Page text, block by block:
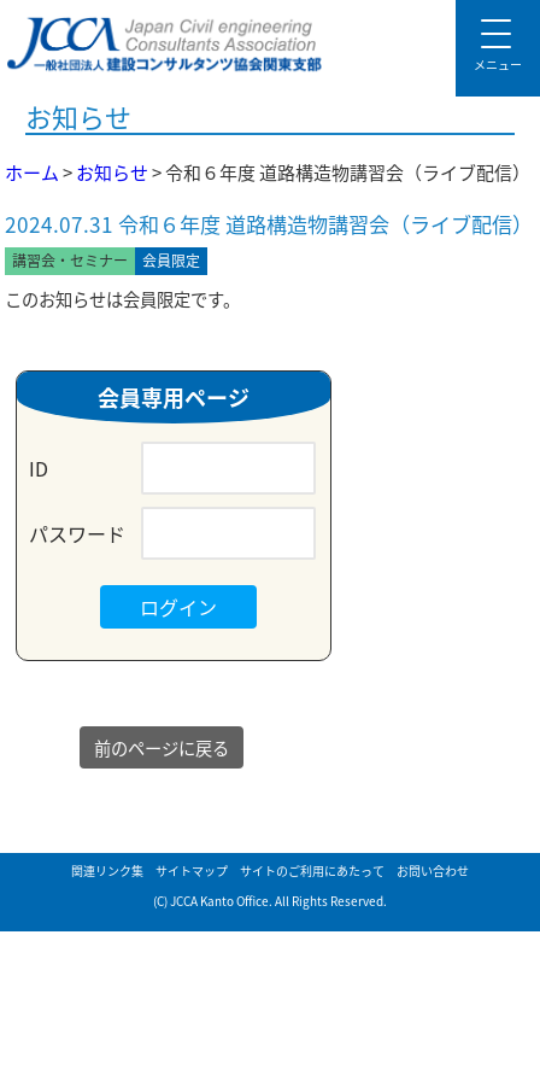
メニュー
お知らせ
ホーム >お知らせ> 令和６年度 道路構造物講習会（ライブ配信）
2024.07.31 令和６年度 道路構造物講習会（ライブ配信）
講習会・セミナー 会員限定
このお知らせは会員限定です。
会員専用ページ
ID
パスワード
前のページに戻る
関連リンク集 サイトマップ サイトのご利用にあたって
お問い合わせ
(C) JCCA Kanto Office. All Rights Reserved.